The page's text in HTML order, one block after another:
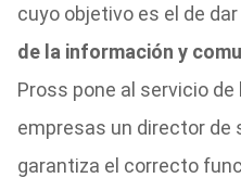
cuyo objetivo es el de dar
de la información y
Pross pone al servicio
empresas un director de
garantiza el correcto